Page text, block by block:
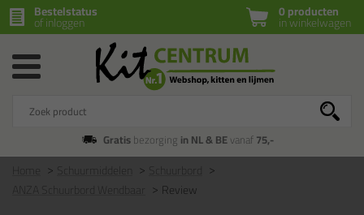
0 producten
in winkelwagen
Bestelstatus
of inloggen
Gratisbezorging in NL & BEvanaf75,-
Review